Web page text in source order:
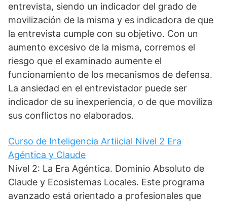
entrevista, siendo un indicador del grado de
movilización de la misma y es indicadora de que
la entrevista cumple con su objetivo. Con un
aumento excesivo de la misma, corremos el
riesgo que el examinado aumente el
funcionamiento de los mecanismos de defensa.
La ansiedad en el entrevistador puede ser
indicador de su inexperiencia, o de que moviliza
sus conflictos no elaborados.
Curso de Inteligencia Artiicial Nivel 2 Era
Agéntica y Claude
Nivel 2: La Era Agéntica. Dominio Absoluto de
Claude y Ecosistemas Locales. Este programa
avanzado está orientado a profesionales que